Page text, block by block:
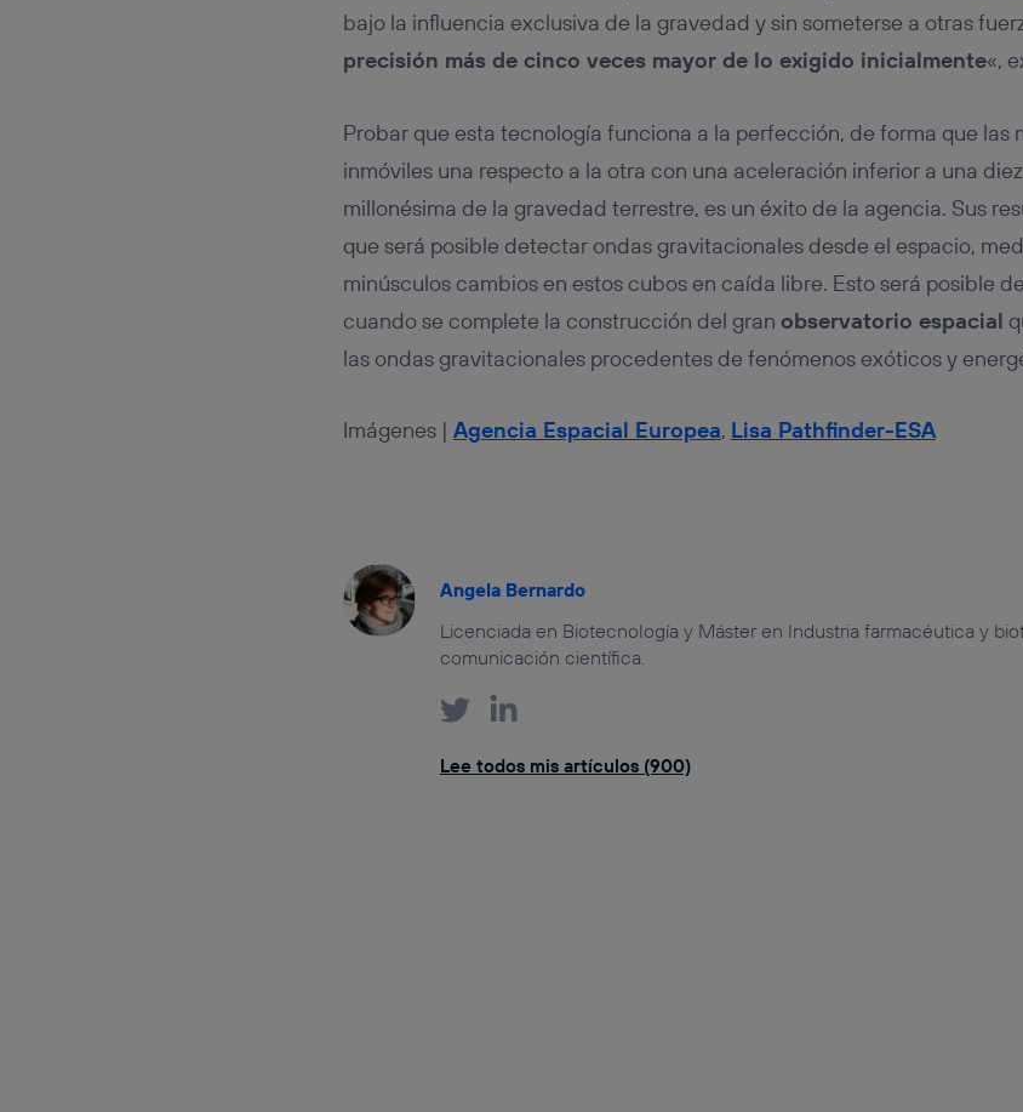
bajo la influencia exclusiva de la gravedad y sin someterse a otras
precisión más de cinco veces mayor de lo exigido inicialmente«,
Probar que esta tecnología funciona a la perfección, de forma que las
inmóviles una respecto a la otra con una aceleración inferior a una
millonésima de la gravedad terrestre, es un éxito de la agencia. Sus
que será posible detectar ondas gravitacionales desde el espacio,
minúsculos cambios en estos cubos en caída libre. Esto será posible
cuando se complete la construcción del gran observatorio espacial
las ondas gravitacionales procedentes de fenómenos exóticos y
Imágenes | Agencia Espacial Europea, Lisa Pathfinder-ESA
Angela Bernardo
Licenciada en Biotecnología y Máster en Industria farmacéutica y
comunicación científica.
Lee todos mis artículos (900)